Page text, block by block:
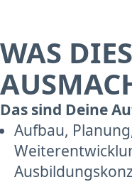
WAS
Das sind Deine
Aufbau,